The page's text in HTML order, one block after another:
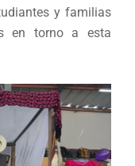
y familias
en torno a esta